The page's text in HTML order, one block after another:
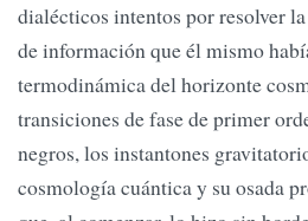
dialécticos intentos por resolver
de información que él mismo
termodinámica del horizonte
transiciones de fase de primer
negros, los instantones
cosmología cuántica y su osada